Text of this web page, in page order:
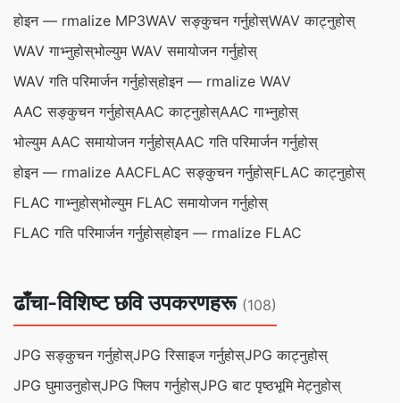
होइन — rmalize MP3WAV सङ्कुचन गर्नुहोस्WAV काट्नुहोस्
WAV गाभ्नुहोस्भोल्युम WAV समायोजन गर्नुहोस्
WAV गति परिमार्जन गर्नुहोस्होइन — rmalize WAV
AAC सङ्कुचन गर्नुहोस्AAC काट्नुहोस्AAC गाभ्नुहोस्
भोल्युम AAC समायोजन गर्नुहोस्AAC गति परिमार्जन गर्नुहोस्
होइन — rmalize AACFLAC सङ्कुचन गर्नुहोस्FLAC काट्नुहोस्
FLAC गाभ्नुहोस्भोल्युम FLAC समायोजन गर्नुहोस्
FLAC गति परिमार्जन गर्नुहोस्होइन — rmalize FLAC
ढाँचा-विशिष्ट छवि उपकरणहरू (108)
JPG सङ्कुचन गर्नुहोस्JPG रिसाइज गर्नुहोस्JPG काट्नुहोस्
JPG घुमाउनुहोस्JPG फ्लिप गर्नुहोस्JPG बाट पृष्ठभूमि मेट्नुहोस्